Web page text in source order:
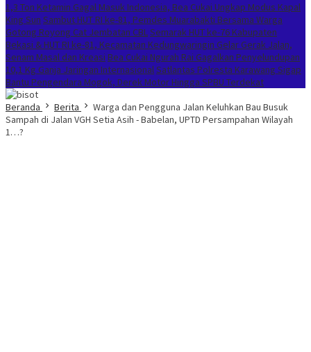
1,3 Ton Ketamin Gagal Masuk Indonesia, Bea Cukai Ungkap Modus Kapal
King Sun Sambut HUT RI ke-81, Pemdes Muarabakti Bersama Warga
Gotong Royong Cat Jembatan CBLSemarak HUT ke-76 Kabupaten
Bekasi & HUT RI ke-81, Kecamatan Kedungwaringin Gelar Gerak Jalan,
Senam Masal dan Kreasi Bea Cukai Ngurah Rai Gagalkan Penyelundupan
10,1 Kg Ganja Jaringan InternasionalSatlantas Polresta Karawang Sigap
Bantu Pengendara Mogok, Derek Motor Hingga SPBU Terdekat
Beranda
Berita
Warga dan Pengguna Jalan Keluhkan Bau Busuk
Sampah di Jalan VGH Setia Asih - Babelan, UPTD Persampahan Wilayah
1…?